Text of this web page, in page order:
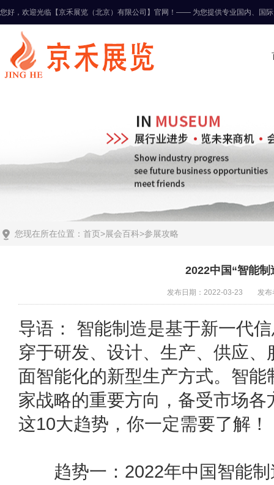
您好，欢迎光临【京禾展览（北京）有限公司】官网！—— 为您提供专业国内、国
 您现在所在位置： 首页>展会百科>参展攻略
2022中国“智能
发布日期：2022-03-23 发布
导语： 智能制造是基于新一代
穿于研发、设计、生产、供应
面智能化的新型生产方式。智
家战略的重要方向，备受市场
这10大趋势，你一定需要了解！
趋势一：2022年中国智能制